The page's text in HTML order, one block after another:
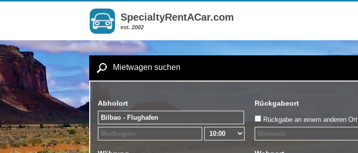
SpecialtyRentACar.com
est. 2002
Mietwagen suchen
Abholort Rückgabeort
Rückgabe an einem anderen Ort